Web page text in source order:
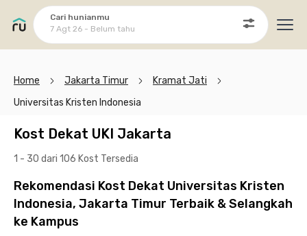
Cari hunianmu
7 Agt 26 - Belum tahu
Home Jakarta Timur
Kramat Jati
Universitas Kristen Indonesia
Kost Dekat UKI Jakarta
1 - 30 dari 106 Kost Tersedia
Rekomendasi Kost Dekat Universitas Kristen
Indonesia, Jakarta Timur Terbaik & Selangkah
ke Kampus